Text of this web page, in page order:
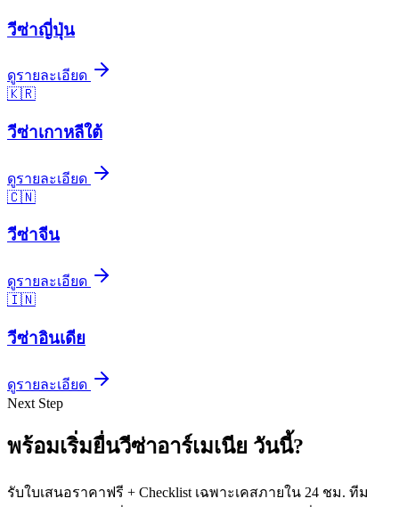
วีซ่าญี่ปุ่น
ดูรายละเอียด
🇰🇷
วีซ่าเกาหลีใต้
ดูรายละเอียด
🇨🇳
วีซ่าจีน
ดูรายละเอียด
🇮🇳
วีซ่าอินเดีย
ดูรายละเอียด
Next Step
พร้อมเริ่มยื่นวีซ่าอาร์เมเนีย วันนี้?
รับใบเสนอราคาฟรี + Checklist เฉพาะเคสภายใน 24 ชม. ทีม